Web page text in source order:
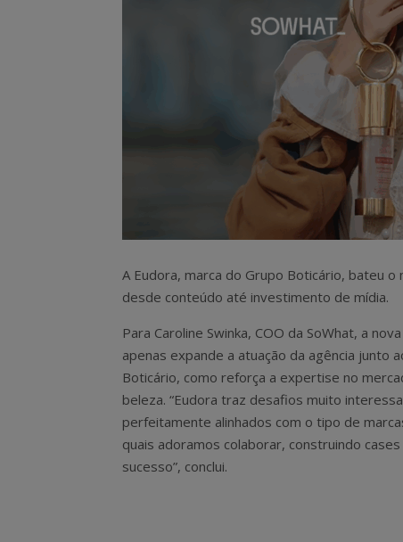
A Eudora, marca do Grupo Boticário, bateu o
desde conteúdo até investimento de mídia.
Para Caroline Swinka, COO da SoWhat, a
apenas expande a atuação da agência junto
Boticário, como reforça a expertise no
beleza. “Eudora traz desafios muito
perfeitamente alinhados com o tipo de
quais adoramos colaborar, construindo
sucesso”, conclui.